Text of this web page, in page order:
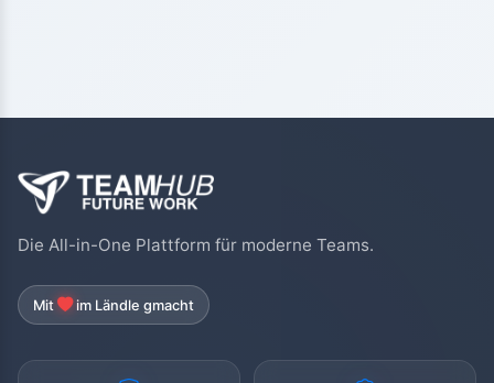
Die All-in-One Plattform für moderne Teams.
Mit im Ländle gmacht